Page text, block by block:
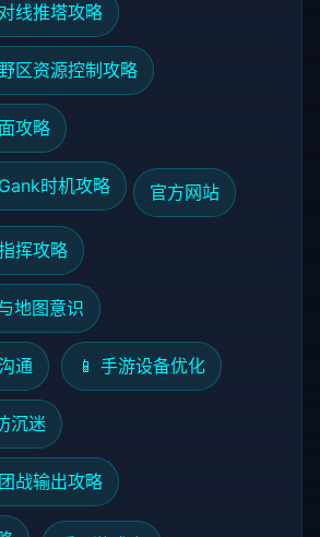
线推塔攻略
区资源控制攻略
攻略
时机攻略 官方网站
挥攻略
地图意识
通 📱 手游设备优化
沉迷
战输出攻略